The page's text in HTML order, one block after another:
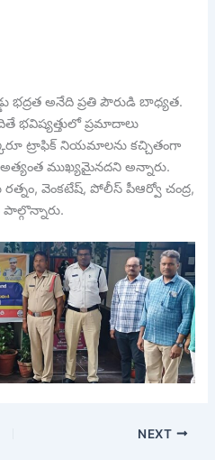
భద్రత అనేది ప్రతి పౌరుడి బాధ్యత.
భవిష్యత్తులో ప్రమాదాలు
ట్రాఫిక్ నియమాలను కచ్చితంగా
ముఖ్యమైనదని అన్నారు.
వెంకటేష్, పోలీస్ పీఆర్వో చంద్ర,
పాల్గొన్నారు.
NEXT